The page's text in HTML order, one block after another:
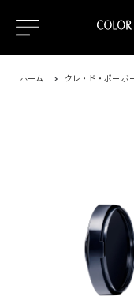
ホーム クレ・ド・ポー ボ